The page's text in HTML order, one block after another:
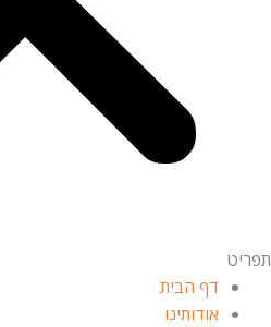
תפריט
דף הבית
אודותינו